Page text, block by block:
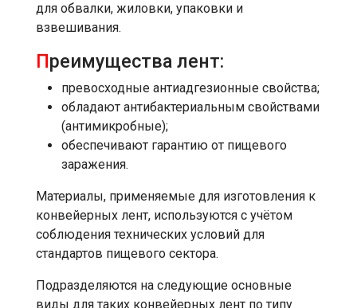
для обвалки, жиловки, упаковки и
взвешивания.
Преимущества лент:
превосходные антиадгезионные свойства;
обладают антибактериальным свойствами
(антимикробные);
обеспечивают гарантию от пищевого
заражения.
Материалы, применяемые для изготовления к
конвейерных лент, используются с учётом
соблюдения технических условий для
стандартов пищевого сектора.
Подразделяются на следующие основные
виды для таких конвейерных лент по типу